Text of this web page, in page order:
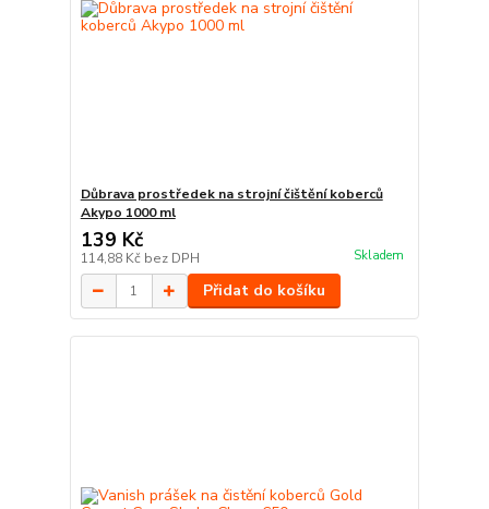
Důbrava prostředek na strojní čištění koberců
Akypo 1000 ml
139 Kč
114,88 Kč bez DPH Skladem
Přidat do košíku